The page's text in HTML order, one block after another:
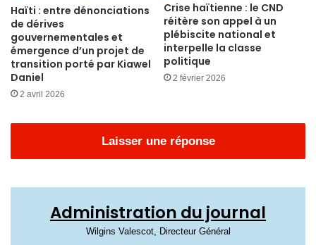
Haïti : entre dénonciations
de dérives
gouvernementales et
émergence d’un projet de
transition porté par Kiawel
Daniel
2 avril 2026
Crise haïtienne : le CND
réitère son appel à un
plébiscite national et
interpelle la classe
politique
2 février 2026
Laisser une réponse
Administration du journal
Wilgins Valescot, Directeur Général